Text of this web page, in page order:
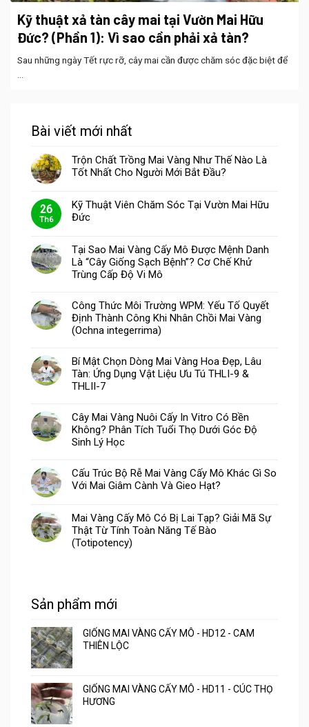
Kỹ thuật xả tàn cây mai tại Vườn Mai Hữu
Đức? (Phần 1): Vì sao cần phải xả tàn?
Sau những ngày Tết rực rỡ, cây mai cần được chăm sóc đặc biệt để
Bài viết mới nhất
Trộn Chất Trồng Mai Vàng Như Thế Nào Là
Tốt Nhất Cho Người Mới Bắt Đầu?
26
Th6
Kỹ Thuật Viên Chăm Sóc Tại Vườn Mai Hữu
Đức
Tại Sao Mai Vàng Cấy Mô Được Mệnh Danh
Là “Cây Giống Sạch Bệnh”? Cơ Chế Khử
Trùng Cấp Độ Vi Mô
Công Thức Môi Trường WPM: Yếu Tố Quyết
Định Thành Công Khi Nhân Chồi Mai Vàng
(Ochna integerrima)
Bí Mật Chọn Dòng Mai Vàng Hoa Đẹp, Lâu
Tàn: Ứng Dụng Vật Liệu Ưu Tú THLI-9 &
THLII-7
Cây Mai Vàng Nuôi Cấy In Vitro Có Bền
Không? Phân Tích Tuổi Thọ Dưới Góc Độ
Sinh Lý Học
Cấu Trúc Bộ Rễ Mai Vàng Cấy Mô Khác Gì So
Với Mai Giâm Cành Và Gieo Hạt?
Mai Vàng Cấy Mô Có Bị Lai Tạp? Giải Mã Sự
Thật Từ Tính Toàn Năng Tế Bào
(Totipotency)
Sản phẩm mới
GIỐNG MAI VÀNG CẤY MÔ - HD12 - CAM
THIÊN LỘC
GIỐNG MAI VÀNG CẤY MÔ - HD11 - CÚC THỌ
HƯƠNG